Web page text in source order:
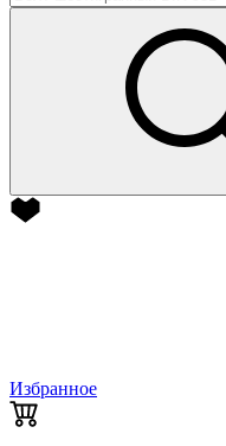
Избранное